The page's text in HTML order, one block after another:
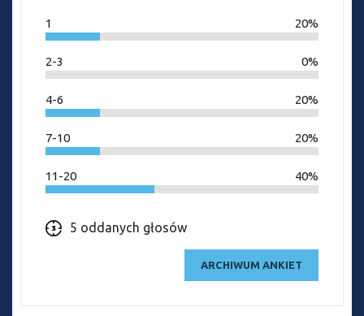
1 20%
2-3 0%
4-6 20%
7-10 20%
11-20 40%
5 oddanych głosów
ARCHIWUM ANKIET